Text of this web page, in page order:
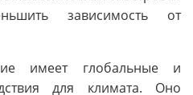
зависимость от
имеет глобальные и
для климата. Оно